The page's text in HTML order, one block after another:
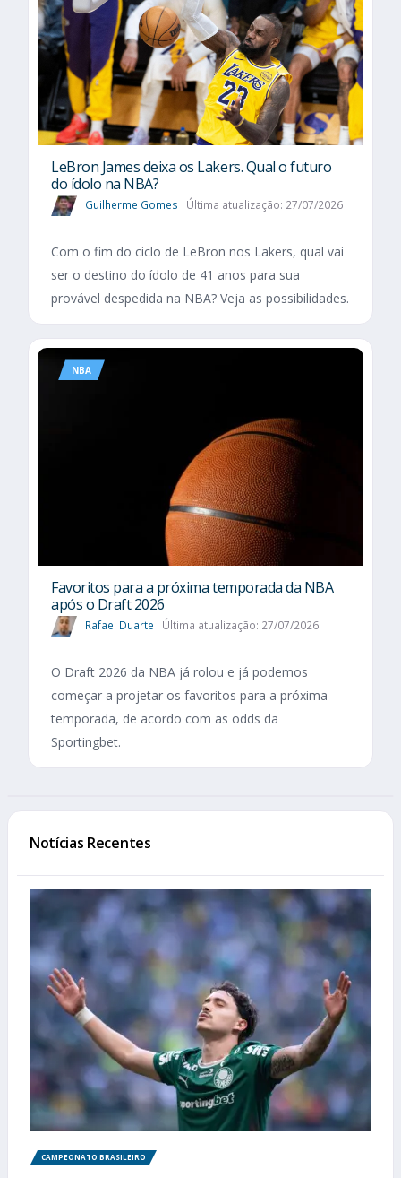
LeBron James deixa os Lakers. Qual o futuro
do ídolo na NBA?
Guilherme Gomes Última atualização: 27/07/2026
Com o fim do ciclo de LeBron nos Lakers, qual vai
ser o destino do ídolo de 41 anos para sua
provável despedida na NBA? Veja as possibilidades.
NBA
Favoritos para a próxima temporada da NBA
após o Draft 2026
Rafael Duarte Última atualização: 27/07/2026
O Draft 2026 da NBA já rolou e já podemos
começar a projetar os favoritos para a próxima
temporada, de acordo com as odds da
Sportingbet.
Notícias Recentes
CAMPEONATO BRASILEIRO